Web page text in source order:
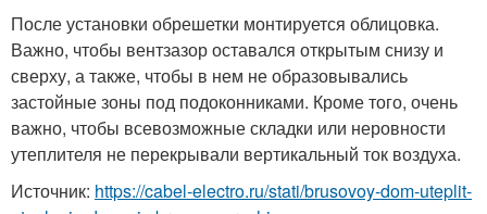
После установки обрешетки монтируется облицовка.
Важно, чтобы вентзазор оставался открытым снизу и
сверху, а также, чтобы в нем не образовывались
застойные зоны под подоконниками. Кроме того, очень
важно, чтобы всевозможные складки или неровности
утеплителя не перекрывали вертикальный ток воздуха.
Источник: https://cabel-electro.ru/stati/brusovoy-dom-uteplit-